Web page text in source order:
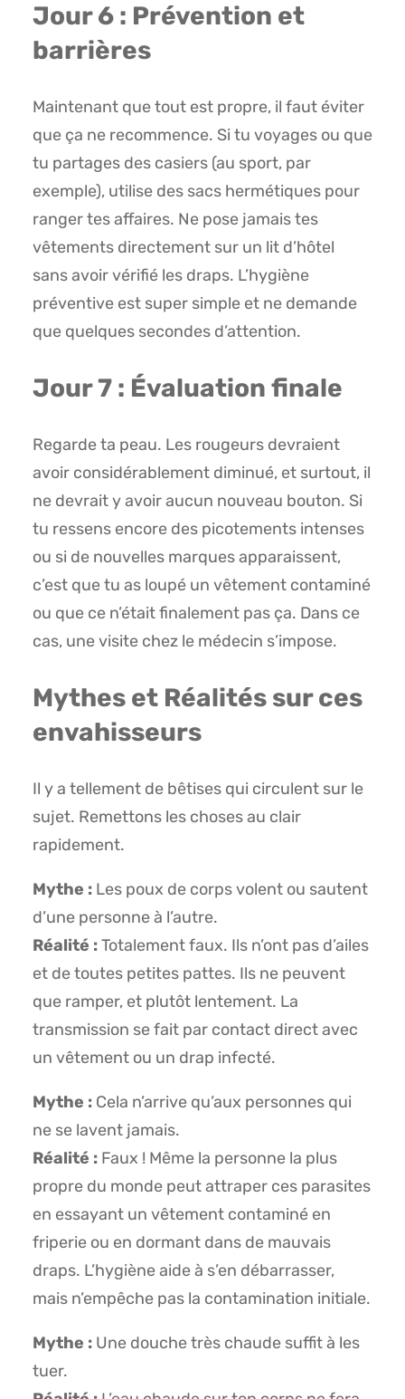
Jour 6 : Prévention et
barrières
Maintenant que tout est propre, il faut éviter
que ça ne recommence. Si tu voyages ou que
tu partages des casiers (au sport, par
exemple), utilise des sacs hermétiques pour
ranger tes affaires. Ne pose jamais tes
vêtements directement sur un lit d’hôtel
sans avoir vérifié les draps. L’hygiène
préventive est super simple et ne demande
que quelques secondes d’attention.
Jour 7 : Évaluation finale
Regarde ta peau. Les rougeurs devraient
avoir considérablement diminué, et surtout, il
ne devrait y avoir aucun nouveau bouton. Si
tu ressens encore des picotements intenses
ou si de nouvelles marques apparaissent,
c’est que tu as loupé un vêtement contaminé
ou que ce n’était finalement pas ça. Dans ce
cas, une visite chez le médecin s’impose.
Mythes et Réalités sur ces
envahisseurs
Il y a tellement de bêtises qui circulent sur le
sujet. Remettons les choses au clair
rapidement.
Mythe : Les poux de corps volent ou sautent
d’une personne à l’autre.
Réalité :Totalement faux. Ils n’ont pas d’ailes
et de toutes petites pattes. Ils ne peuvent
que ramper, et plutôt lentement. La
transmission se fait par contact direct avec
un vêtement ou un drap infecté.
Mythe : Cela n’arrive qu’aux personnes qui
ne se lavent jamais.
Réalité : Faux ! Même la personne la plus
propre du monde peut attraper ces parasites
en essayant un vêtement contaminé en
friperie ou en dormant dans de mauvais
draps. L’hygiène aide à s’en débarrasser,
mais n’empêche pas la contamination initiale.
Mythe : Une douche très chaude suffit à les
tuer.